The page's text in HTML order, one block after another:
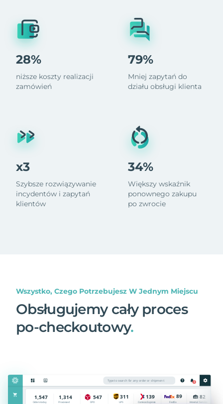
28%
niższe koszty realizacji
zamówień
x3
Szybsze rozwiązywanie
incydentów i zapytań
klientów
79%
Mniej zapytań do
działu obsługi klienta
34%
Większy wskaźnik
ponownego zakupu
po zwrocie
Wszystko, Czego Potrzebujesz W Jednym Miejscu
Obsługujemy cały proces
po-checkoutowy.